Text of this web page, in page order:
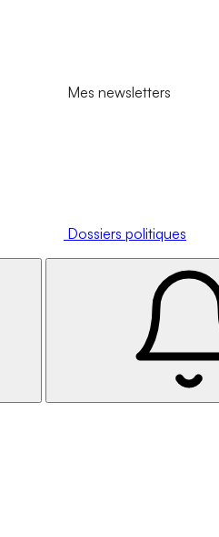
Mes newsletters
Dossiers politiques